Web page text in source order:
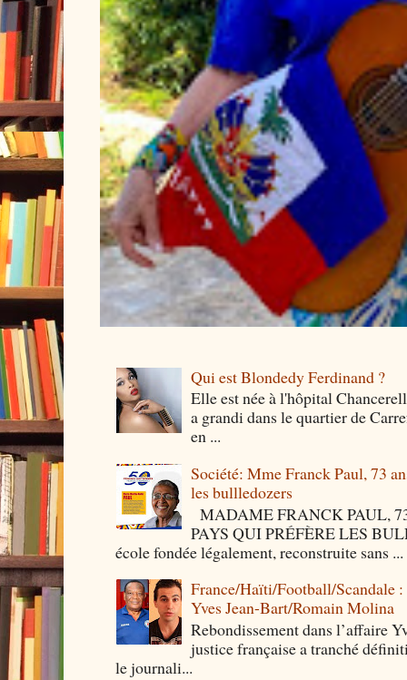
Qui est Blondedy Ferdinand ?
Elle est née à l'hôpital
a grandi dans le quartier de
en ...
Société: Mme Franck Paul, 73
les bullledozers
MADAME FRANCK PAUL,
PAYS QUI PRÉFÈRE LES
école fondée légalement, reconstruite sans ...
France/Haïti/Football/Scandale
Yves Jean-Bart/Romain Molina
Rebondissement dans l’affaire
justice française a tranché
le journali...